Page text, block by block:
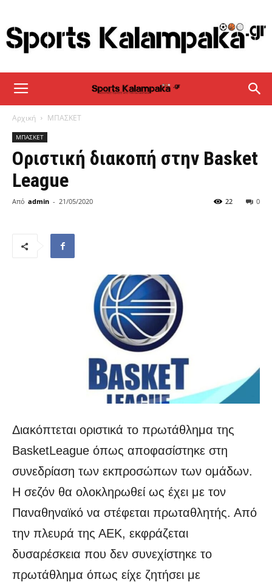
sportskalampaka
Αρχική ΜΠΑΣΚΕΤ
ΜΠΑΣΚΕΤ
Οριστική διακοπή στην Basket
League
Από admin - 21/05/2020 0
22
Διακόπτεται οριστικά το πρωτάθλημα της
BasketLeague όπως αποφασίστηκε στη
συνεδρίαση των εκπροσώπων των ομάδων.
H σεζόν θα ολοκληρωθεί ως έχει με τον
Παναθηναϊκό να στέφεται πρωταθλητής. Από
την πλευρά της ΑΕΚ, εκφράζεται
δυσαρέσκεια που δεν συνεχίστηκε το
πρωτάθλημα όπως είχε ζητήσει με